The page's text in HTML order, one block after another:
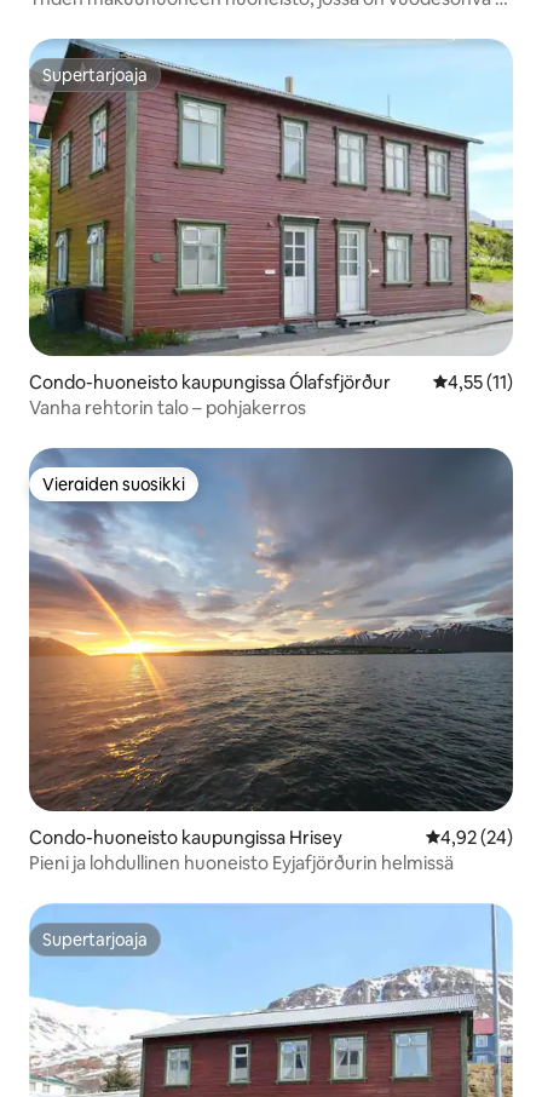
Supertarjoaja
Supertarjoaja
Condo-huoneisto kaupungissa Ólafsfjörður
4,55 (11)
Vanha rehtorin talo – pohjakerros
Vieraiden suosikki
Vieraiden suosikki
Condo-huoneisto kaupungissa Hrisey
4,92 (24)
Pieni ja lohdullinen huoneisto Eyjafjörðurin helmissä
Supertarjoaja
Supertarjoaja